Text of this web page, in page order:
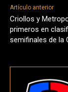
Artículo anterior
Criollos y
primeros en
semifinales de la